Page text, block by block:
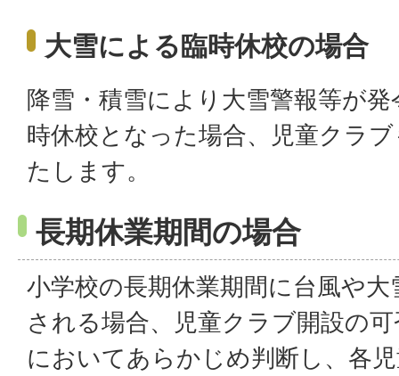
大雪による臨時休校の場合
降雪・積雪により大雪警報等が
時休校となった場合、児童クラ
たします。
長期休業期間の場合
小学校の長期休業期間に台風や
される場合、児童クラブ開設の
においてあらかじめ判断し、各